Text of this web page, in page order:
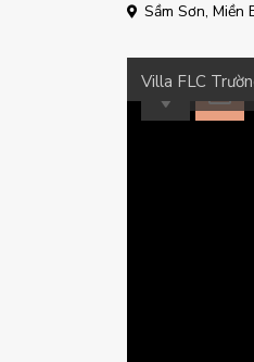
Sầm Sơn, Miền
Villa FLC